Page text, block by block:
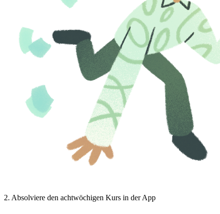
2. Absolviere den achtwöchigen Kurs in der App